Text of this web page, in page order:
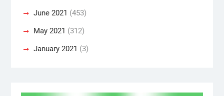
June 2021 (453)
May 2021 (312)
January 2021 (3)